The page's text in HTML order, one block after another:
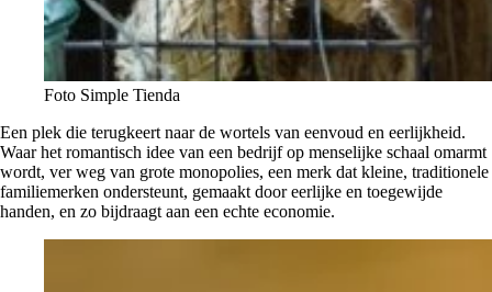
Foto Simple Tienda
Een plek die terugkeert naar de wortels van eenvoud en eerlijkheid.
Waar het romantisch idee van een bedrijf op menselijke schaal omarmt
wordt, ver weg van grote monopolies, een merk dat kleine, traditionele
familiemerken ondersteunt, gemaakt door eerlijke en toegewijde
handen, en zo bijdraagt aan een echte economie.